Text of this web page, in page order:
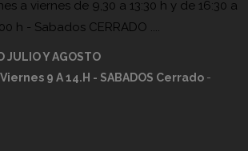
a viernes de 9,30 a 13:30 h y de 16:30 a
h - Sabados CERRADO ....
JULIO Y AGOSTO
9 A 14.H - SABADOS Cerrado -